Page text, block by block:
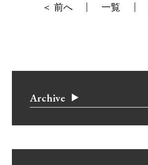
＜ 前へ 一覧
Archive